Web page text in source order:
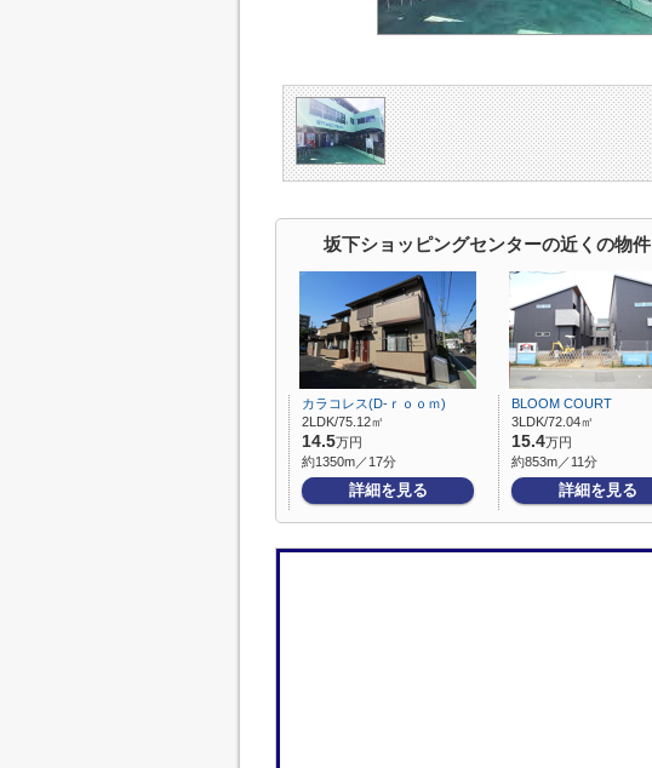
坂下ショッピングセンターの近くの物件
カラコレス(D-ｒｏｏｍ)
2LDK/75.12㎡
14.5万円
約1350m／17分
詳細を見る
BLOOM COURT
3LDK/72.04㎡
15.4万円
約853m／11分
詳細を見る